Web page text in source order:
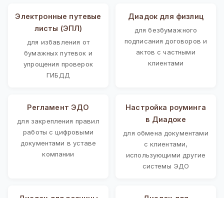
Электронные путевые
листы (ЭПЛ)
для избавления от
бумажных путевок и
упрощения проверок
ГИБДД
Диадок для физлиц
для безбумажного
подписания договоров и
актов с частными
клиентами
Регламент ЭДО
для закрепления правил
работы с цифровыми
документами в уставе
компании
Настройка роуминга
в Диадоке
для обмена документами
с клиентами,
использующими другие
системы ЭДО